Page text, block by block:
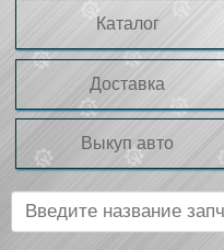
Каталог
Доставка
Выкуп авто